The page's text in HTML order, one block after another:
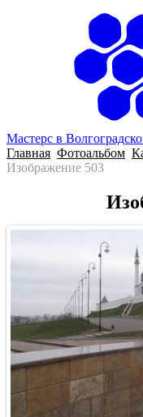
Мастерс в
Главная Фотоальбом
Изображение 503